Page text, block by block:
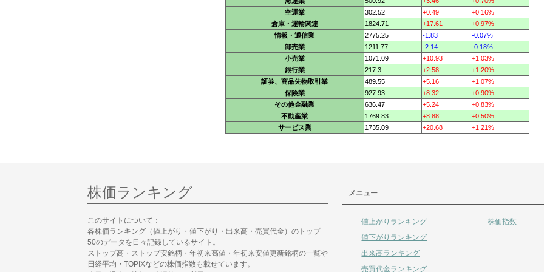
空運業
302.52 +0.49
+0.16%
倉庫・運輸関連
1824.71 +17.61
+0.97%
情報・通信業
2775.25 -1.83
-0.07%
卸売業
1211.77 -2.14
-0.18%
小売業
1071.09 +10.93
+1.03%
銀行業
217.3 +2.58
+1.20%
証券、商品先物取引業
489.55 +5.16
+1.07%
保険業
927.93 +8.32
+0.90%
その他金融業
636.47 +5.24
+0.83%
不動産業
1769.83 +8.88
+0.50%
サービス業
1735.09 +20.68 +1.21%
株価ランキング
このサイトについて：
各株価ランキング（値上がり・値下がり・出来高・売買代金）のトップ
50のデータを日々記録しているサイト。
ストップ高・ストップ安銘柄・年初来高値・年初来安値更新銘柄の一覧や
日経平均・TOPIXなどの株価指数も載せています。
メニュー
値上がりランキング
値下がりランキング
出来高ランキング
売買代金ランキング
株価指数